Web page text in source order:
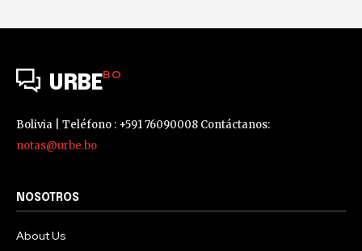
URBEBO
Bolivia | Teléfono : +591 76090008 Contáctanos:
notas@urbe.bo
NOSOTROS
About Us